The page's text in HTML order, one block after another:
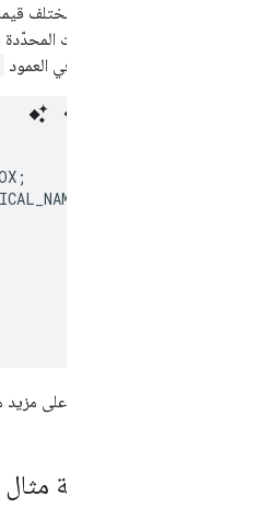
يمكن أن تختلف
السلسلة في العمود
;
للحصول على مزيد
مراجعة مثال